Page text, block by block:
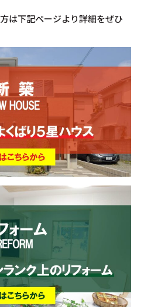
は下記ページより詳細をぜひ